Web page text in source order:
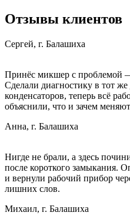
Отзывы клиентов
Сергей, г. Балашиха
Принёс микшер с проблемой
Сделали диагностику в тот
конденсаторов, теперь всё
объяснили, что и зачем
Анна, г. Балашиха
Нигде не брали, а здесь
после короткого замыкания.
и вернули рабочий прибор
лишних слов.
Михаил, г. Балашиха